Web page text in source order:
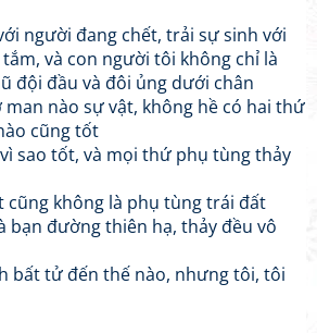
người đang chết, trải sự sinh với
và con người tôi không chỉ là
đội đầu và đôi ủng dưới chân
man nào sự vật, không hề có hai thứ
cũng tốt
sao tốt, và mọi thứ phụ tùng thảy
cũng không là phụ tùng trái đất
bạn đường thiên hạ, thảy đều vô
bất tử đến thế nào, nhưng tôi, tôi